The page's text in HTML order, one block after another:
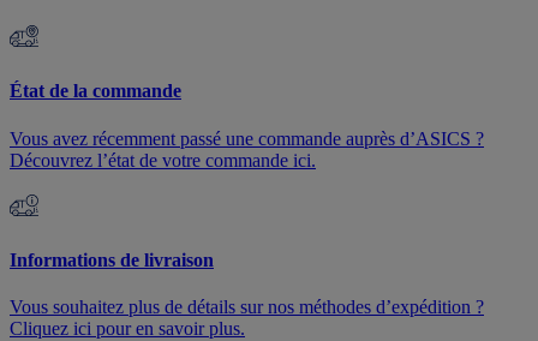
État de la commande
Vous avez récemment passé une commande auprès d’ASICS ?
Découvrez l’état de votre commande ici.
Informations de livraison
Vous souhaitez plus de détails sur nos méthodes d’expédition ?
Cliquez ici pour en savoir plus.